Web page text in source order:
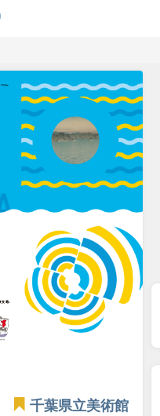
千葉県立美術館